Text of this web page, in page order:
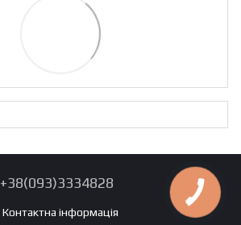
+38(093)3334828
Контактна інформація